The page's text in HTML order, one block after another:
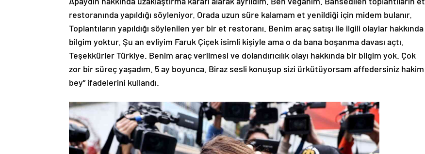
restoranında yapıldığı söyleniyor. Orada uzun süre kalamam et yenildiği için midem bulanır.
Toplantıların yapıldığı söylenilen yer bir et restoranı. Benim araç satışı ile ilgili olaylar hakkında
bilgim yoktur. Şu an evliyim Faruk Çiçek isimli kişiyle ama o da bana boşanma davası açtı.
Teşekkürler Türkiye. Benim araç verilmesi ve dolandırıcılık olayı hakkında bir bilgim yok. Çok
zor bir süreç yaşadım. 5 ay boyunca. Biraz sesli konuşup sizi ürkütüyorsam affedersiniz hakim
bey” ifadelerini kullandı.